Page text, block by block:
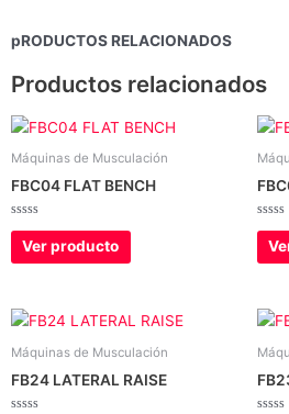
pRODUCTOS RELACIONADOS
Productos relacionados
Máquinas de Musculación
FBC04 FLAT BENCH
Valorado
con
de
Ver producto
con
de
Máquinas de Musculación
FB24 LATERAL RAISE